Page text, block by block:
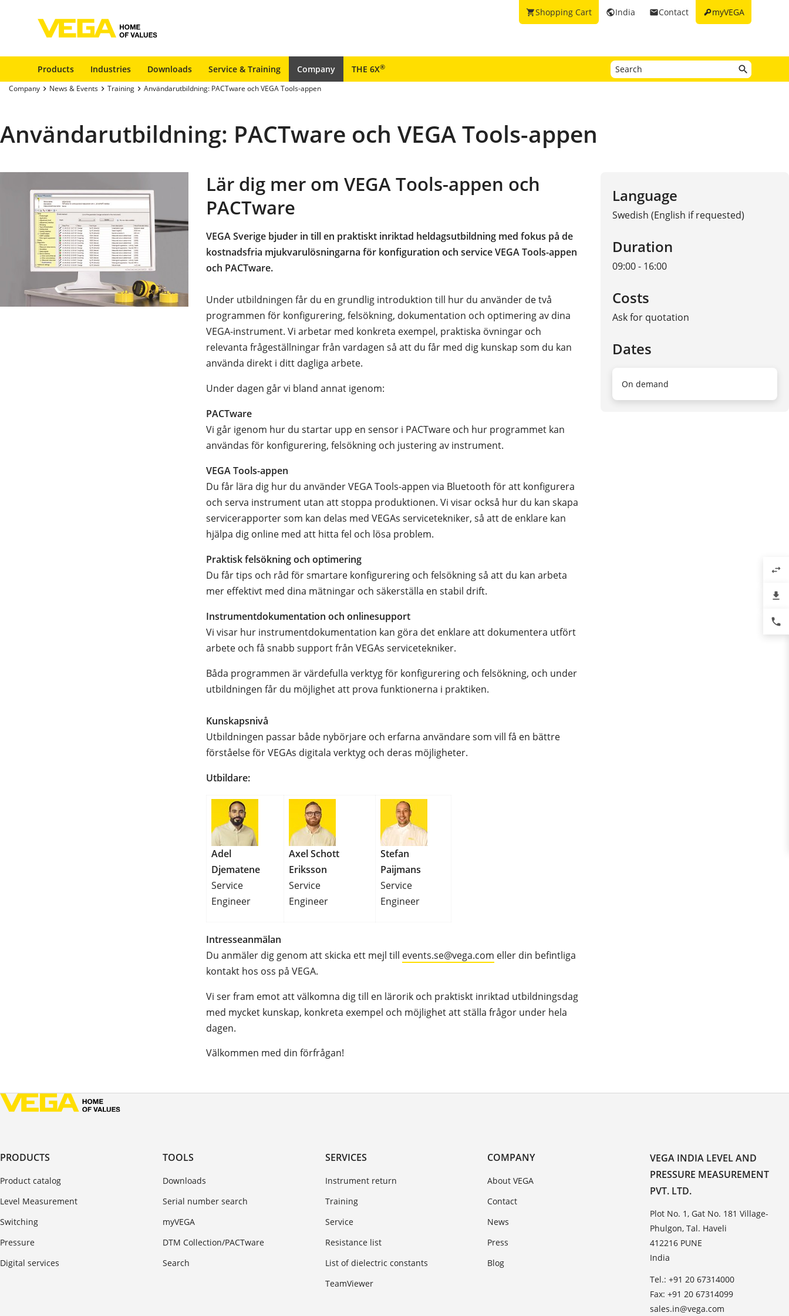
keymyVEGA
emailContact
publicIndia
shopping_cartShopping Cart
Products Industries Downloads Service & Training Company THE 6X®
Company News & Events Training Användarutbildning: PACTware och VEGA Tools-appen
Användarutbildning: PACTware och VEGA Tools-appen
Lär dig mer om VEGA Tools-appen och
PACTware
VEGA Sverige bjuder in till en praktiskt inriktad heldagsutbildning med fokus på de
kostnadsfria mjukvarulösningarna för konfiguration och serviceVEGA Tools-appen
och PACTware.
Under utbildningen får du en grundlig introduktion till hur du använder de två
programmen för konfigurering, felsökning, dokumentation och optimering av dina
VEGA-instrument. Vi arbetar med konkreta exempel, praktiska övningar och
relevanta frågeställningar från vardagen så att du får med dig kunskap som du kan
använda direkt i ditt dagliga arbete.
Under dagen går vi bland annat igenom:
PACTware
Vi går igenom hur du startar upp en sensor i PACTware och hur programmet kan
användas för konfigurering, felsökning och justering av instrument.
VEGA Tools-appen
Du får lära dig hur du använder VEGA Tools-appen via Bluetooth för att konfigurera
och serva instrument utan att stoppa produktionen. Vi visar också hur du kan skapa
servicerapporter som kan delas med VEGAs servicetekniker, så att de enklare kan
hjälpa dig online med att hitta fel och lösa problem.
Praktisk felsökning och optimering
Du får tips och råd för smartare konfigurering och felsökning så att du kan arbeta
mer effektivt med dina mätningar och säkerställa en stabil drift.
Instrumentdokumentation och onlinesupport
Vi visar hur instrumentdokumentation kan göra det enklare att dokumentera utfört
arbete och få snabb support från VEGAs servicetekniker.
Båda programmen är värdefulla verktyg för konfigurering och felsökning, och under
utbildningen får du möjlighet att prova funktionerna i praktiken.
Kunskapsnivå
Utbildningen passar både nybörjare och erfarna användare som vill få en bättre
förståelse för VEGAs digitala verktyg och deras möjligheter.
Utbildare:
Adel
Djematene
Service
Engineer
Axel Schott
Eriksson
Service
Engineer
Stefan
Paijmans
Service
Engineer
Intresseanmälan
Du anmäler dig genom att skicka ett mejl till events.se@vega.com eller din befintliga
kontakt hos oss på VEGA.
Vi ser fram emot att välkomna dig till en lärorik och praktiskt inriktad utbildningsdag
med mycket kunskap, konkreta exempel och möjlighet att ställa frågor under hela
dagen.
Välkommen med din förfrågan!
Language
Swedish (English if requested)
Duration
09:00 - 16:00
Costs
Ask for quotation
Dates
On demand
PRODUCTS
Product catalog
Level Measurement
Switching
Pressure
Digital services
TOOLS
Downloads
Serial number search
myVEGA
DTM Collection/PACTware
Search
SERVICES
Instrument return
Training
Service
Resistance list
List of dielectric constants
TeamViewer
COMPANY
About VEGA
Contact
News
Press
Blog
VEGA INDIA LEVEL AND
PRESSURE MEASUREMENT
PVT. LTD.
Plot No. 1, Gat No. 181 Village-
Phulgon, Tal. Haveli
412216 PUNE
India
Tel.: +91 20 67314000
Fax: +91 20 67314099
sales.in@vega.com
swap_horiz
file_download
phone